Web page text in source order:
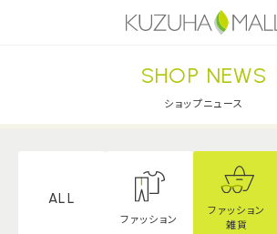
年中無休平 日：10:00~20:00
※店舗により異なる
グルメ＆フード
SHOP NEWS
ショップニュース
ALL
ファッション
ファッション
雑貨